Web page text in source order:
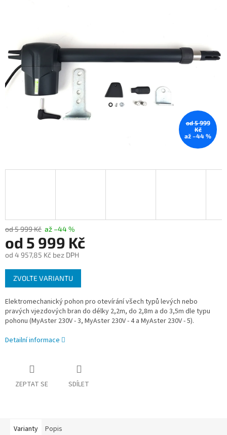
od 5 999
Kč
až –44 %
od 5 999 Kč až –44 %
od 5 999 Kč
od 4 957,85 Kč bez DPH
Měrná
cena:
ZVOLTE VARIANTU
Elektromechanický pohon pro otevírání všech typů levých nebo
pravých vjezdových bran do délky 2,2m, do 2,8m a do 3,5m dle typu
pohonu (MyAster 230V - 3, MyAster 230V - 4 a MyAster 230V - 5).
Detailní informace
ZEPTAT SE SDÍLET
Varianty Popis